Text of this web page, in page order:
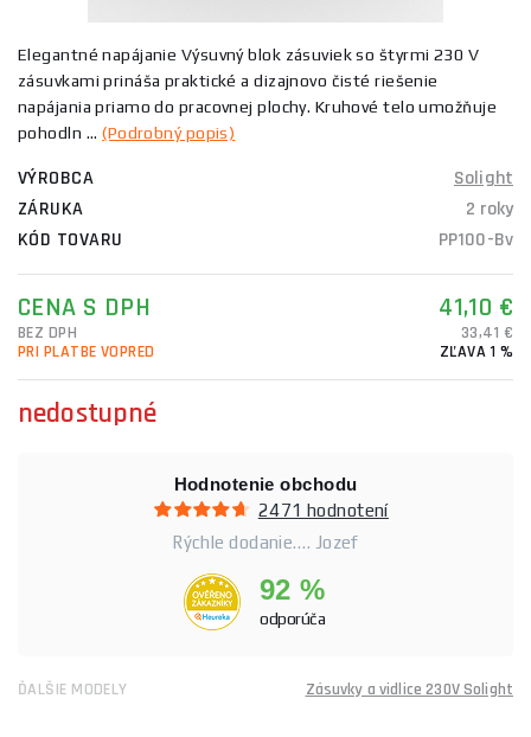
Elegantné napájanie Výsuvný blok zásuviek so štyrmi 230 V
zásuvkami prináša praktické a dizajnovo čisté riešenie
napájania priamo do pracovnej plochy. Kruhové telo umožňuje
pohodln ...(Podrobný popis)
VÝROBCA
Solight
ZÁRUKA
2 roky
KÓD TOVARU
PP100-Bv
CENA S DPH 41,10 €
BEZ DPH
33,41 €
PRI PLATBE VOPRED
ZĽAVA 1 %
nedostupné
Hodnotenie obchodu
2471 hodnotení
Rýchle dodanie…. Jozef
92 %
odporúča
ĎALŠIE MODELY Zásuvky a vidlice 230V Solight